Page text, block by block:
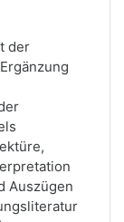
der
Auszügen